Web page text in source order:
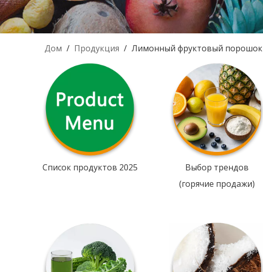
Дом / Продукция / Лимонный фруктовый порошок
Список продуктов 2025
Выбор трендов
(горячие продажи)